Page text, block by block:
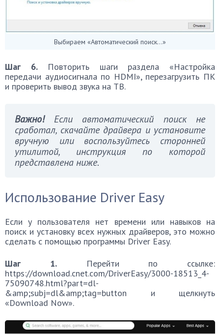
Выбираем «Автоматический поиск…»
Шаг 6.Повторить шаги раздела «Настройка
передачи аудиосигнала по HDMI», перезагрузить ПК
и проверить вывод звука на ТВ.
Важно!Если автоматический поиск не
сработал, скачайте драйвера и установите
вручную или воспользуйтесь сторонней
утилитой, инструкция по которой
представлена ниже.
Использование Driver Easy
Если у пользователя нет времени или навыков на
поиск и установку всех нужных драйверов, это можно
сделать с помощью программы Driver Easy.
Шаг 1.Перейти по ссылке:
https://download.cnet.com/DriverEasy/3000-18513_4-
75090748.html?part=dl-
&amp;subj=dl&amp;tag=button и щелкнуть
«Download Now».